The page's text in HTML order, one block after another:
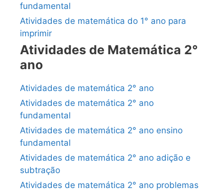
fundamental
Atividades de matemática do 1° ano para
imprimir
Atividades de Matemática 2°
ano
Atividades de matemática 2° ano
Atividades de matemática 2° ano
fundamental
Atividades de matemática 2° ano ensino
fundamental
Atividades de matemática 2° ano adição e
subtração
Atividades de matemática 2° ano problemas